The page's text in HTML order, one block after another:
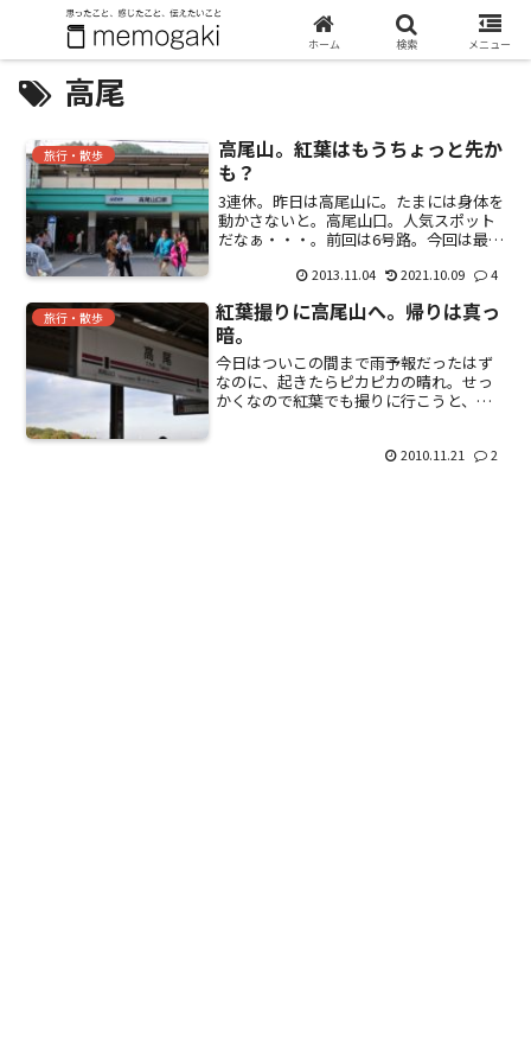
高尾
旅行・散歩
高尾山。紅葉はもうちょっと先か
も？
3連休。昨日は高尾山に。たまには身体を
動かさないと。高尾山口。人気スポット
だなぁ・・・。前回は6号路。今回は最も
ブラと。団子。とろろそばを食べようと
と先かな・・・。程...
2013.11.04 2021.10.09 4
旅行・散歩
紅葉撮りに高尾山へ。帰りは真っ
暗。
今日はついこの間まで雨予報だったはず
なのに、起きたらピカピカの晴れ。せっ
かくなので紅葉でも撮りに行こうと、高
もない。。。）いつもの行き当たり、ば
2010.11.21 2
ホーム 検索 メニュー